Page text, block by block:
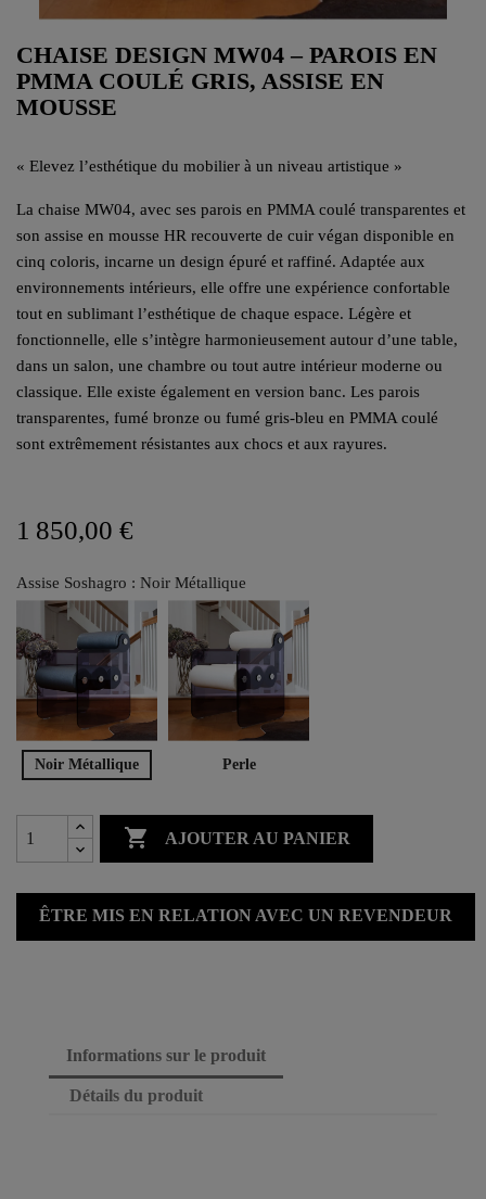
CHAISE DESIGN MW04 – PAROIS EN
PMMA COULÉ GRIS, ASSISE EN
MOUSSE
« Elevez l’esthétique du mobilier à un niveau artistique »
La chaise MW04, avec ses parois en PMMA coulé transparentes et
son assise en mousse HR recouverte de cuir végan disponible en
cinq coloris, incarne un design épuré et raffiné. Adaptée aux
environnements intérieurs, elle offre une expérience confortable
tout en sublimant l’esthétique de chaque espace. Légère et
fonctionnelle, elle s’intègre harmonieusement autour d’une table,
dans un salon, une chambre ou tout autre intérieur moderne ou
classique. Elle existe également en version banc. Les parois
transparentes, fumé bronze ou fumé gris-bleu en PMMA coulé
sont extrêmement résistantes aux chocs et aux rayures.
1 850,00 €
Assise Soshagro : Noir Métallique
Noir Métallique Perle
 AJOUTER AU PANIER
ÊTRE MIS EN RELATION AVEC UN REVENDEUR
Informations sur le produit
Détails du produit